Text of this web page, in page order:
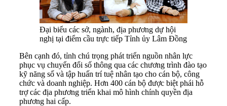
Đại biểu các sở, ngành, địa phương dự hội
nghị tại điểm cầu trực tiếp Tỉnh ủy Lâm Đồng
Bên cạnh đó, tỉnh chú trọng phát triển nguồn nhân lực
phục vụ chuyển đổi số thông qua các chương trình đào tạo
kỹ năng số và tập huấn trí tuệ nhân tạo cho cán bộ, công
chức và doanh nghiệp. Hơn 400 cán bộ được biệt phái hỗ
trợ các địa phương triển khai mô hình chính quyền địa
phương hai cấp.